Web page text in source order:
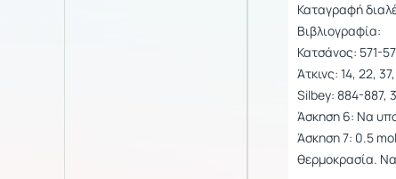
Καταγραφή
Βιβλιογραφία:
Κατσάνος: 571-
Άτκινς: 14, 22,
Silbey: 884-887,
Άσκηση 6: Να
Άσκηση 7: 0.5
θερμοκρασία. Να